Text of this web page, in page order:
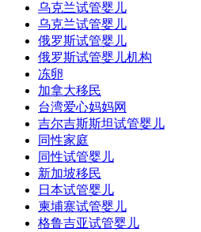
乌克兰试管婴儿
乌克兰试管婴儿
俄罗斯试管婴儿
俄罗斯试管婴儿机构
冻卵
加拿大移民
台湾爱心妈妈网
吉尔吉斯斯坦试管婴儿
同性家庭
同性试管婴儿
新加坡移民
日本试管婴儿
柬埔寨试管婴儿
格鲁吉亚试管婴儿